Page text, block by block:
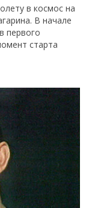
в космос на
В начале
первого
старта